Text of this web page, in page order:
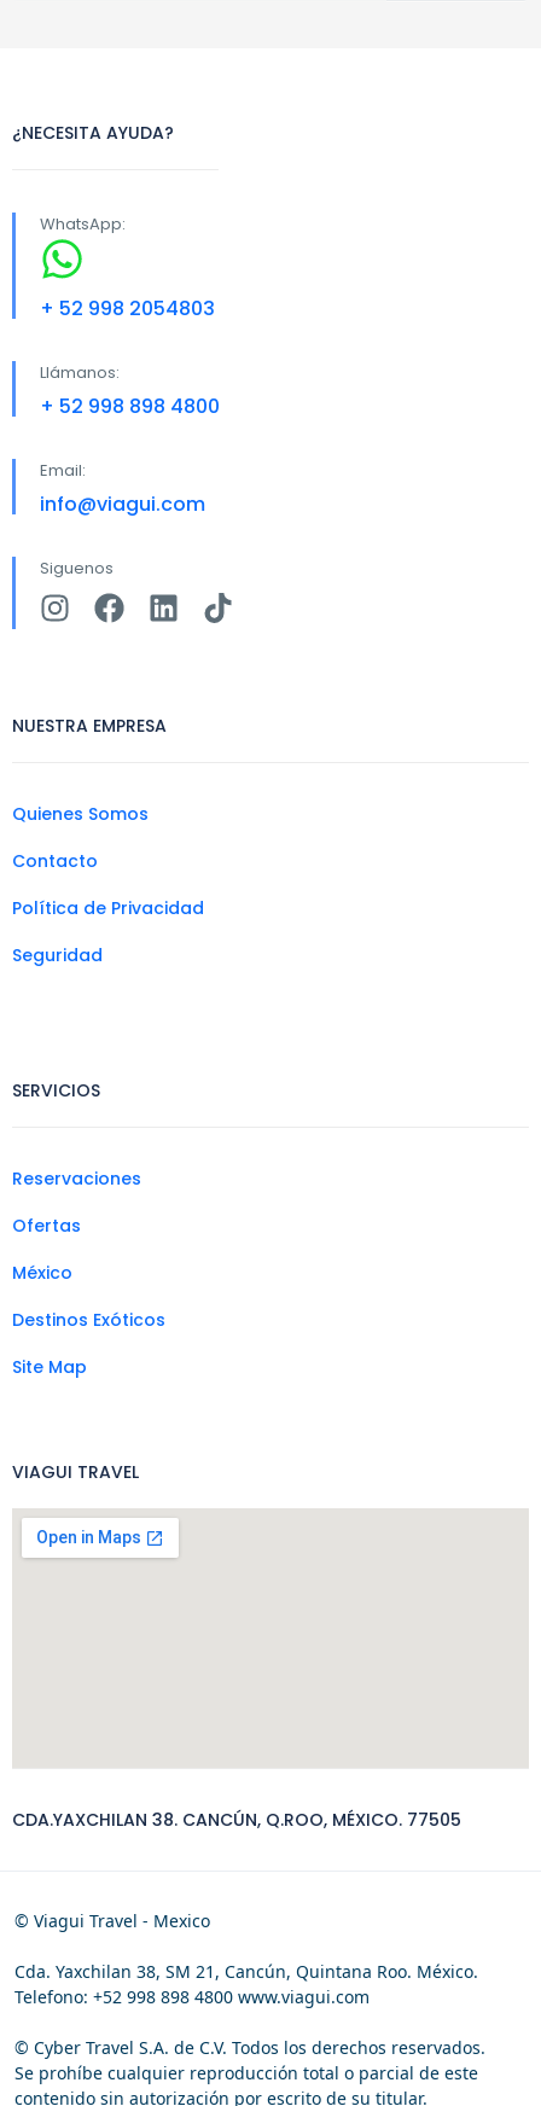
¿NECESITA AYUDA?
WhatsApp:
+ 52 998 2054803
Llámanos:
+ 52 998 898 4800
Email:
info@viagui.com
Siguenos
NUESTRA EMPRESA
Quienes Somos
Contacto
Política de Privacidad
Seguridad
SERVICIOS
Reservaciones
Ofertas
México
Destinos Exóticos
Site Map
VIAGUI TRAVEL
CDA.YAXCHILAN 38. CANCÚN, Q.ROO, MÉXICO. 77505
© Viagui Travel - Mexico
Cda. Yaxchilan 38, SM 21, Cancún, Quintana Roo. México.
Telefono: +52 998 898 4800 www.viagui.com
© Cyber Travel S.A. de C.V. Todos los derechos reservados.
Se prohíbe cualquier reproducción total o parcial de este
contenido sin autorización por escrito de su titular.